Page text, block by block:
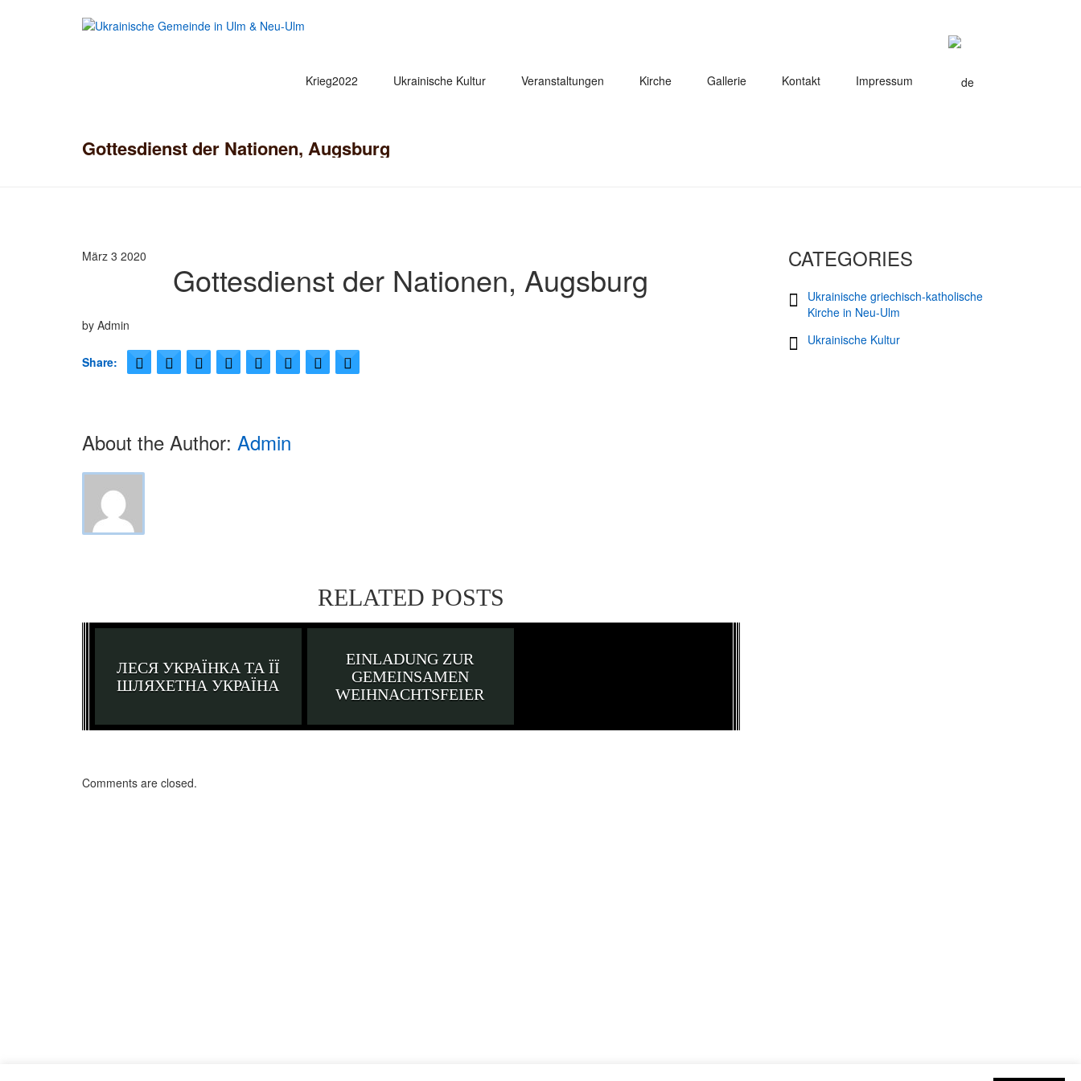
Krieg2022 Ukrainische Kultur Veranstaltungen Kirche Gallerie Kontakt Impressum
Gottesdienst der Nationen, Augsburg
März 3 2020
Gottesdienst der Nationen, Augsburg
by Admin
Share:
About the Author: Admin
RELATED POSTS
ЛЕСЯ УКРАЇНКА ТА ЇЇ
ШЛЯХЕТНА УКРАЇНА
EINLADUNG ZUR
GEMEINSAMEN
WEIHNACHTSFEIER
Comments are closed.
CATEGORIES
Ukrainische griechisch-katholische
Kirche in Neu-Ulm
Ukrainische Kultur